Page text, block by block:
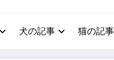
犬の記事 猫の記事